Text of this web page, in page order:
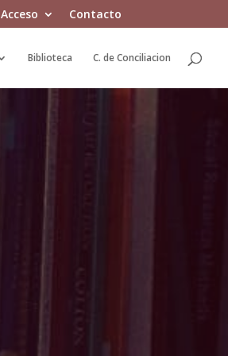
Acceso Contacto
Biblioteca C. de Conciliacion